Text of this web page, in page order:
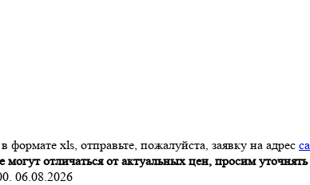
xls, отправьте, пожалуйста, заявку на адрес
отличаться от актуальных цен, просим
06.08.2026